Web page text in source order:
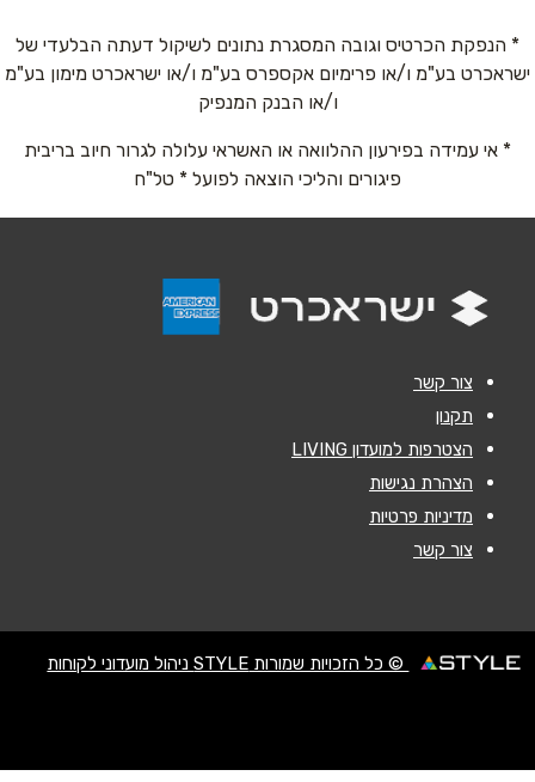
אנא חזרו אלי בקשר ל...
שליחה
* הנפקת הכרטיס וגובה המסגרת נתונים לשיקול דעתה הבלעדי של
ישראכרט בע"מ ו/או פרימיום אקספרס בע"מ ו/או ישראכרט מימון בע"מ
ו/או הבנק המנפיק
* אי עמידה בפירעון ההלוואה או האשראי עלולה לגרור חיוב בריבית
פיגורים והליכי הוצאה לפועל * טל"ח
צור קשר
תקנון
הצטרפות למועדון LIVING
הצהרת נגישות
מדיניות פרטיות
צור קשר
© כל הזכויות שמורות STYLE ניהול מועדוני לקוחות